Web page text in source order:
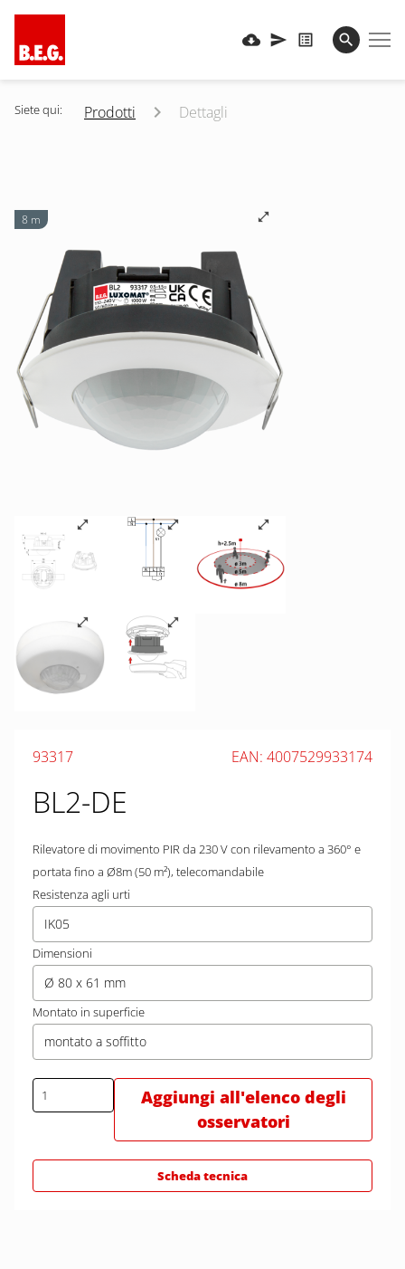
Siete qui: Prodotti Dettagli
8 m
93317 EAN: 4007529933174
BL2-DE
Rilevatore di movimento PIR da 230 V con rilevamento a 360° e
portata fino a Ø8m (50 m²), telecomandabile
Resistenza agli urti
IK05
Dimensioni
Ø 80 x 61 mm
Montato in superficie
montato a soffitto
Aggiungi all'elenco degli
osservatori
Scheda tecnica